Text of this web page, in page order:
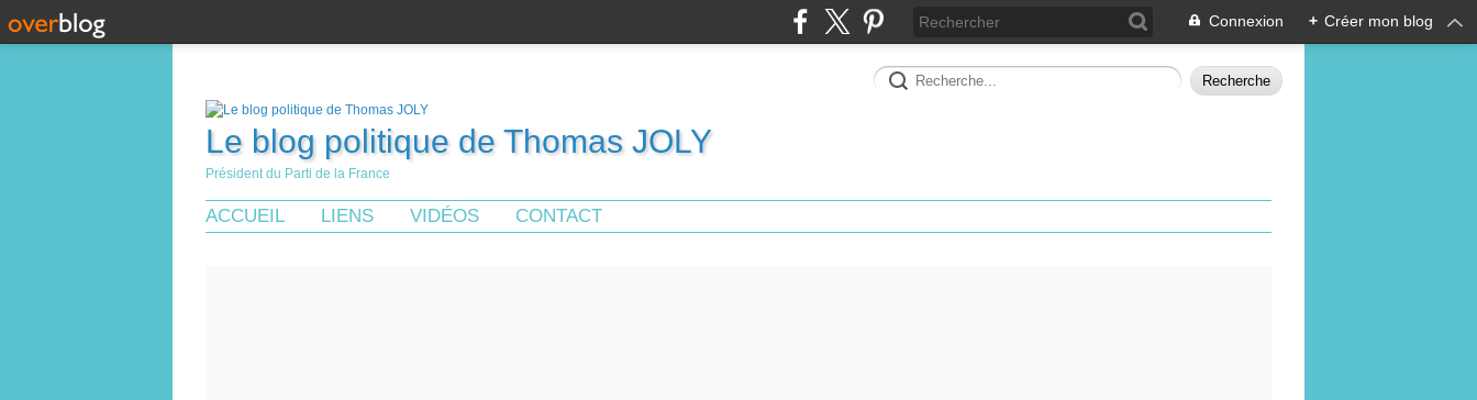
Connexion + Créer mon blog
Le blog politique de Thomas JOLY
Président du Parti de la France
ACCUEIL LIENS VIDÉOS CONTACT